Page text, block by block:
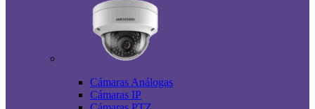
Cámaras Análogas
Cámaras IP